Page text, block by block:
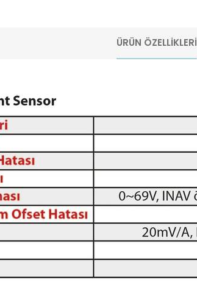
ÜRÜN ÖZELLIKLERI